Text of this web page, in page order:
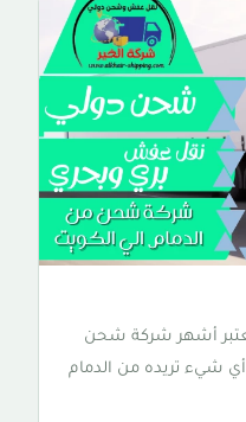
أشهر شركة شحن
أي شيء تريده من الدمام